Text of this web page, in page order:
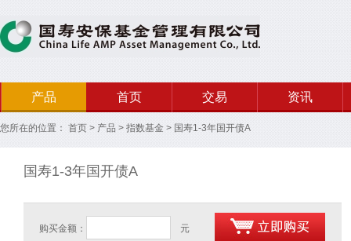
产品 首页 交易 资讯
您所在的位置： 首页 > 产品 > 指数基金 > 国寿1-3年国开债A
国寿1-3年国开债A
购买金额： 元